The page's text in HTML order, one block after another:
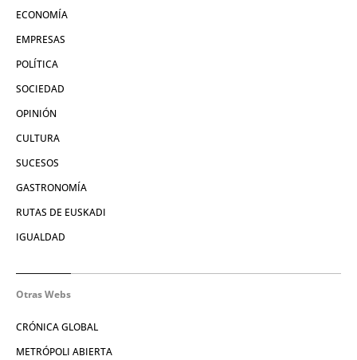
ECONOMÍA
EMPRESAS
POLÍTICA
SOCIEDAD
OPINIÓN
CULTURA
SUCESOS
GASTRONOMÍA
RUTAS DE EUSKADI
IGUALDAD
Otras Webs
CRÓNICA GLOBAL
METRÓPOLI ABIERTA